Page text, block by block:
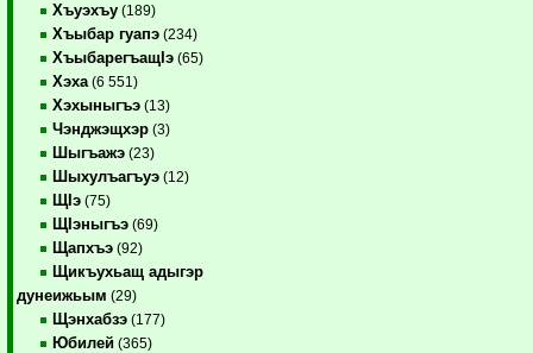
Хъуэхъу (189)
Хъыбар гуапэ (234)
ХъыбарегъащIэ (65)
Хэха (6 551)
Хэхыныгъэ (13)
Чэнджэщхэр (3)
Шыгъажэ (23)
Шыхулъагъуэ (12)
ЩIэ (75)
ЩIэныгъэ (69)
Щапхъэ (92)
Щикъухьащ адыгэр
дунеижьым (29)
Щэнхабзэ (177)
Юбилей (365)